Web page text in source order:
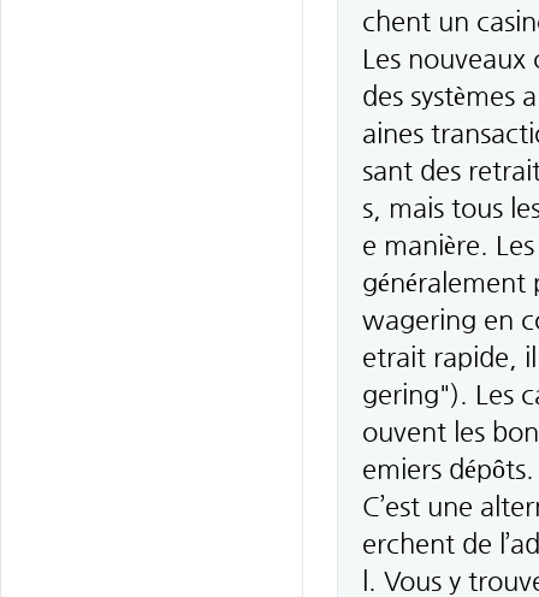
chent un
Les nouveaux
des systèmes
aines
sant des
s, mais tous
e manière.
généralement
wagering en
etrait rapide,
gering"). Les
ouvent les
emiers dépôts.
C’est une
erchent de
l. Vous y